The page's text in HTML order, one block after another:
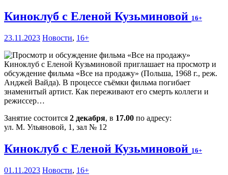
Киноклуб с Еленой Кузьминовой 16+
23.11.2023 Новости, 16+
Киноклуб с Еленой Кузьминовой приглашает на просмотр и
обсуждение фильма «Все на продажу» (Польша, 1968 г., реж.
Анджей Вайда). В процессе съёмки фильма погибает
знаменитый артист. Как переживают его смерть коллеги и
режиссер…
Занятие состоится 2 декабря, в 17.00 по адресу:
ул. М. Ульяновой, 1, зал № 12
Киноклуб с Еленой Кузьминовой 16+
01.11.2023 Новости, 16+